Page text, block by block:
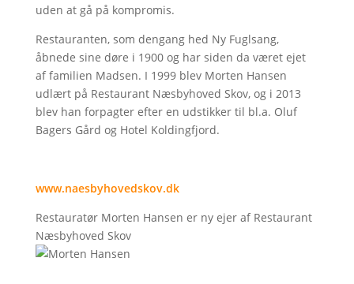
uden at gå på kompromis.
Restauranten, som dengang hed Ny Fuglsang,
åbnede sine døre i 1900 og har siden da været ejet
af familien Madsen. I 1999 blev Morten Hansen
udlært på Restaurant Næsbyhoved Skov, og i 2013
blev han forpagter efter en udstikker til bl.a. Oluf
Bagers Gård og Hotel Koldingfjord.
www.naesbyhovedskov.dk
Restauratør Morten Hansen er ny ejer af Restaurant
Næsbyhoved Skov